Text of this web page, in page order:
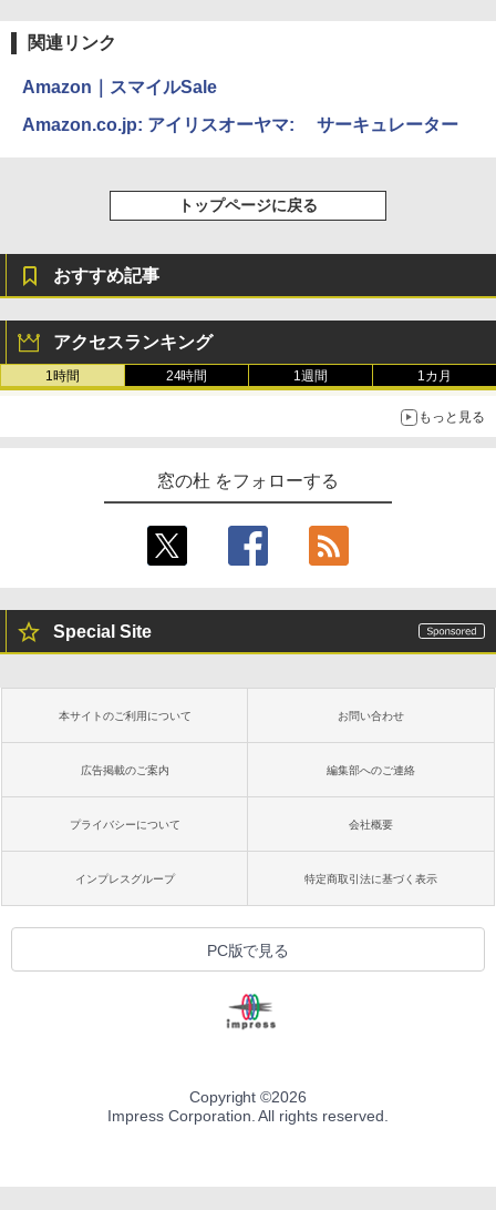
関連リンク
Amazon｜スマイルSale
Amazon.co.jp: アイリスオーヤマ: サーキュレーター
トップページに戻る
おすすめ記事
アクセスランキング
1時間 24時間 1週間 1カ月
もっと見る
窓の杜 をフォローする
Special Site
本サイトのご利用について お問い合わせ
広告掲載のご案内 編集部へのご連絡
プライバシーについて 会社概要
インプレスグループ 特定商取引法に基づく表示
PC版で見る
Copyright ©2026
Impress Corporation. All rights reserved.